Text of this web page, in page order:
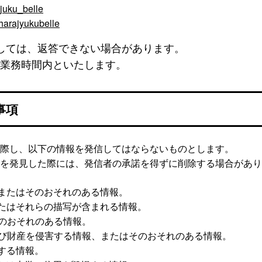
は、返答できない場合があります。
務時間内といたします。
項
し、以下の情報を発信してはならないものとします。
発見した際には、発信者の承諾を得ずに削除する場合があ
はそのおそれのある情報。
それらの描写が含まれる情報。
それのある情報。
産を侵害する情報、またはそのおそれのある情報。
情報。